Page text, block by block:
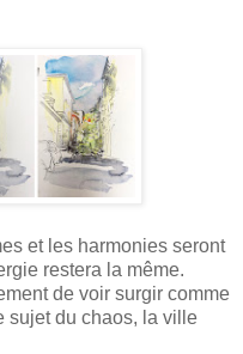
et les harmonies seront
restera la même.
de voir surgir comme
sujet du chaos, la ville